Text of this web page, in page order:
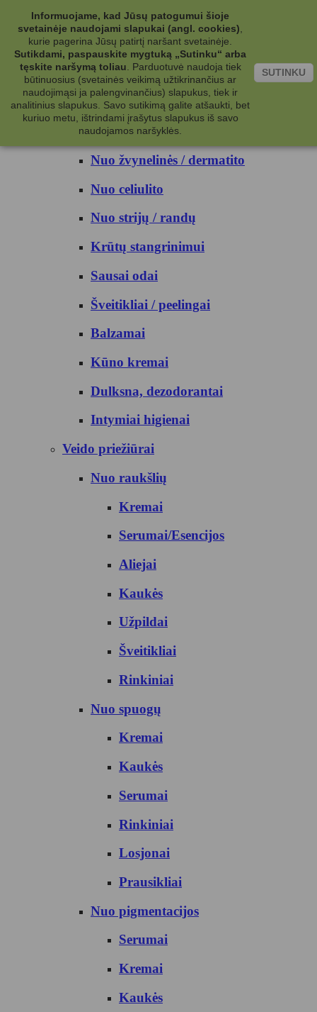
Kategorijos
Kosmetika
Kūno priežiūrai
Nuo prakaito
Kūno prausikliai
Nuo žvynelinės / dermatito
Nuo celiulito
Nuo strijų / randų
Krūtų stangrinimui
Sausai odai
Šveitikliai / peelingai
Balzamai
Kūno kremai
Dulksna, dezodorantai
Intymiai higienai
Veido priežiūrai
Nuo raukšlių
Kremai
Serumai/Esencijos
Aliejai
Kaukės
Užpildai
Šveitikliai
Rinkiniai
Nuo spuogų
Kremai
Kaukės
Serumai
Rinkiniai
Losjonai
Prausikliai
Nuo pigmentacijos
Serumai
Kremai
Kaukės
Informuojame, kad Jūsų patogumui šioje
svetainėje naudojami slapukai (angl. cookies)
kurie pagerina Jūsų patirtį naršant svetainėje.
Sutikdami, paspauskite mygtuką „Sutinku“ arba
tęskite naršymą toliau
Parduotuvė naudoja tiek
būtinuosius (svetainės veikimą užtikrinančius ar
naudojimąsi ja palengvinančius) slapukus, tiek ir
analitinius slapukus. Savo sutikimą galite atšaukti, bet
kuriuo metu, ištrindami įrašytus slapukus iš savo
naudojamos naršyklės.
SUTINKU